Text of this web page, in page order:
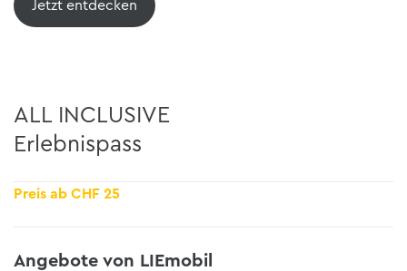
Jetzt entdecken
ALL INCLUSIVE
Erlebnispass
Preis ab CHF 25
Angebote von LIEmobil